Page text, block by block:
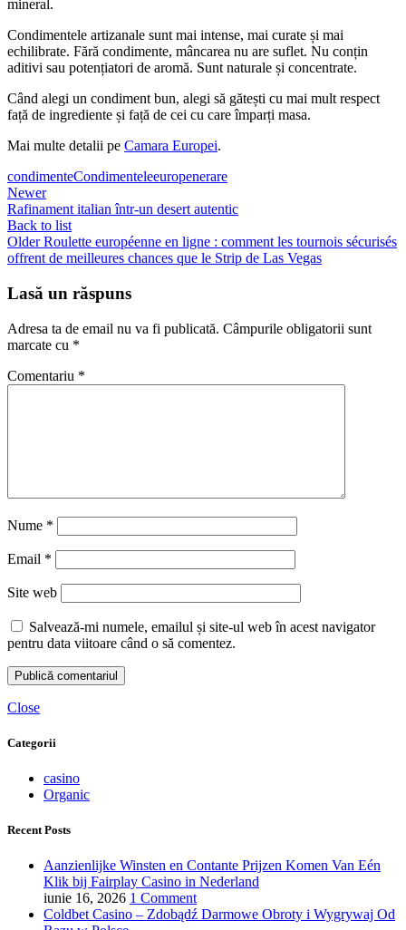
mineral.
Condimentele artizanale sunt mai intense, mai curate și mai
echilibrate. Fără condimente, mâncarea nu are suflet. Nu conțin
aditivi sau potențiatori de aromă. Sunt naturale și concentrate.
Când alegi un condiment bun, alegi să gătești cu mai mult respect
față de ingrediente și față de cei cu care împarți masa.
Mai multe detalii pe Camara Europei.
condimenteCondimenteleeuropenerare
Newer
Rafinament italian într-un desert autentic
Back to list
Older Roulette européenne en ligne : comment les tournois sécurisés
offrent de meilleures chances que le Strip de Las Vegas
Lasă un răspuns
Adresa ta de email nu va fi publicată. Câmpurile obligatorii sunt
marcate cu *
Comentariu *
Nume *
Email *
Site web
Salvează-mi numele, emailul și site-ul web în acest navigator
pentru data viitoare când o să comentez.
Close
Categorii
casino
Organic
Recent Posts
Aanzienlijke Winsten en Contante Prijzen Komen Van Eén
Klik bij Fairplay Casino in Nederland
iunie 16, 2026 1 Comment
Coldbet Casino – Zdobądź Darmowe Obroty i Wygrywaj Od